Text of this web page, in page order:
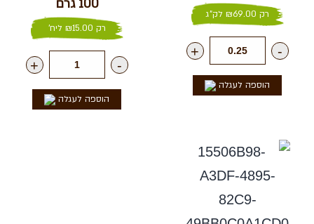
רק ₪69.00 לק"ג
-
+
הוספה לעגלה
100 גרם
רק ₪15.00 ליח'
-
+
הוספה לעגלה